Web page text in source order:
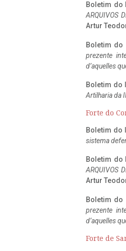
Boletim do
ARQUIVOS
Artur
Boletim do
prezente
d’aquelles
Boletim do
Artilharia da
Forte do
Boletim do
sistema
Boletim do
ARQUIVOS
Artur
Boletim do
prezente
d’aquelles
Forte de